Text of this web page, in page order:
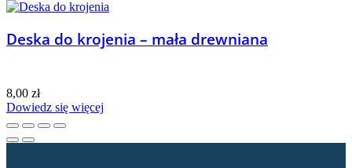
Deska do krojenia – mała drewniana
8,00 zł
Dowiedz się więcej